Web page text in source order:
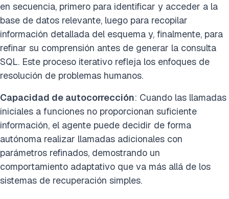
en secuencia, primero para identificar y acceder a la
base de datos relevante, luego para recopilar
información detallada del esquema y, finalmente, para
refinar su comprensión antes de generar la consulta
SQL. Este proceso iterativo refleja los enfoques de
resolución de problemas humanos.
Capacidad de autocorrección: Cuando las llamadas
iniciales a funciones no proporcionan suficiente
información, el agente puede decidir de forma
autónoma realizar llamadas adicionales con
parámetros refinados, demostrando un
comportamiento adaptativo que va más allá de los
sistemas de recuperación simples.